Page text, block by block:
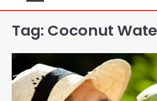
Tag: Coconut
सुदर्शन शक्ति-वी
Team JHJ